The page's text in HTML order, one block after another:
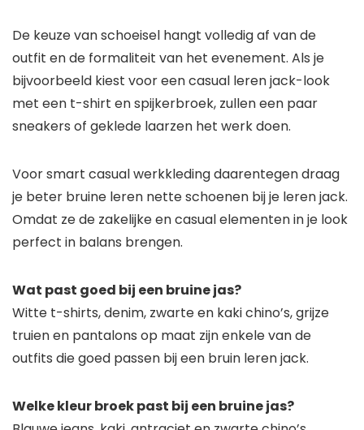
De keuze van schoeisel hangt volledig af van de
outfit en de formaliteit van het evenement. Als je
bijvoorbeeld kiest voor een casual leren jack-look
met een t-shirt en spijkerbroek, zullen een paar
sneakers of geklede laarzen het werk doen.
Voor smart casual werkkleding daarentegen draag
je beter bruine leren nette schoenen bij je leren jack.
Omdat ze de zakelijke en casual elementen in je look
perfect in balans brengen.
Wat past goed bij een bruine jas?
Witte t-shirts, denim, zwarte en kaki chino’s, grijze
truien en pantalons op maat zijn enkele van de
outfits die goed passen bij een bruin leren jack.
Welke kleur broek past bij een bruine jas?